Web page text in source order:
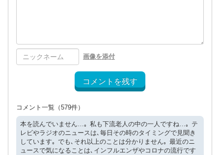
画像を添付
コメントを残す
コメント一覧 （579件）
本を読んでいません…｡ 私も下流老人の中の一人ですね…｡ テ
レビやラジオのニュースは､毎日その時のタイミングで見聞き
しています｡ でも､それ以上のことは分かりません｡ 最近のニ
ュースで気になることは､インフルエンザやコロナの流行です